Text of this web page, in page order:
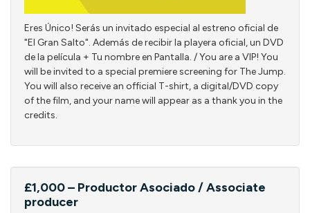
Eres Único! Serás un invitado especial al estreno oficial de
"El Gran Salto". Además de recibir la playera oficial, un DVD
de la película + Tu nombre en Pantalla. / You are a VIP! You
will be invited to a special premiere screening for The Jump.
You will also receive an official T-shirt, a digital/DVD copy
of the film, and your name will appear as a thank you in the
credits.
£1,000 – Productor Asociado / Associate
producer